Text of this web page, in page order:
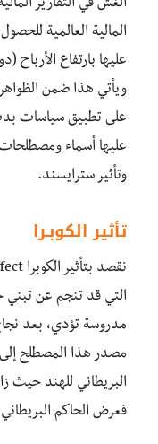
الغشّ في التقارير
المالية العالمية
عليها بارتفاع الأرباح
ويأتي هذا ضمن
على تطبيق سياسات
عليها أسماء
وتأثير سترايسند.
تأثير الكوبـرا
التي قد تنجم عن تبني
مدروسة تؤدي، بعد
مصدر هذا المصطلح إلى
البريطاني للهند حيث
فعرض الحاكم